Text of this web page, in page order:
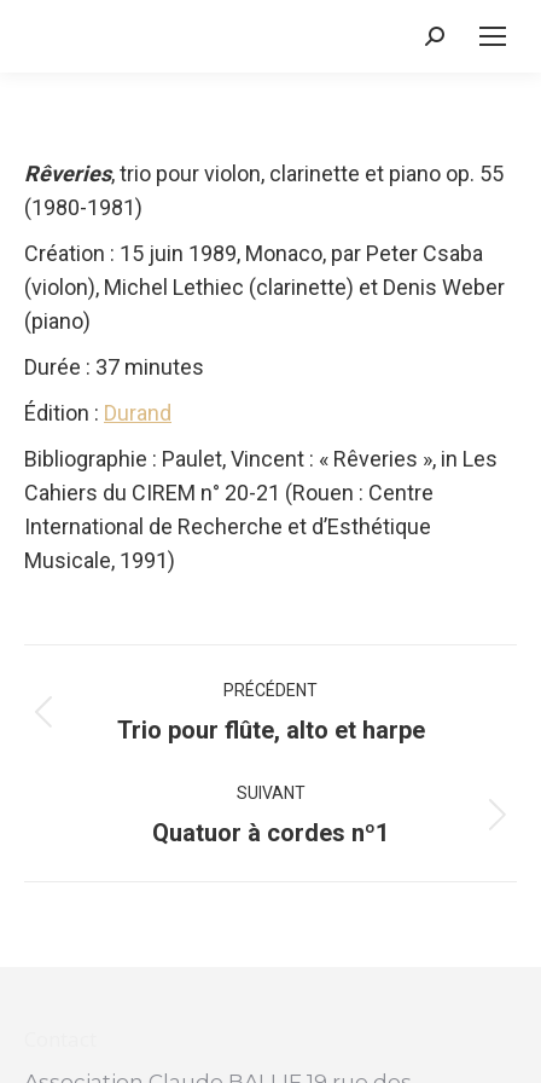
Recherche
Rêveries, trio pour violon, clarinette et piano op. 55
(1980-1981)
Création : 15 juin 1989, Monaco, par Peter Csaba
(violon), Michel Lethiec (clarinette) et Denis Weber
(piano)
Durée : 37 minutes
Édition : Durand
Bibliographie : Paulet, Vincent : « Rêveries », in Les
Cahiers du CIREM n° 20-21 (Rouen : Centre
International de Recherche et d’Esthétique
Musicale, 1991)
de
PRÉCÉDENT
Onglet
Trio pour flûte, alto et harpe
SUIVANT
Projets
Quatuor à cordes nº1